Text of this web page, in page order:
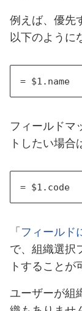
例えば、優先
以下のように
フィールドマ
トしたい場合
「フィールド
で、組織選択
トすることが
ユーザーが組